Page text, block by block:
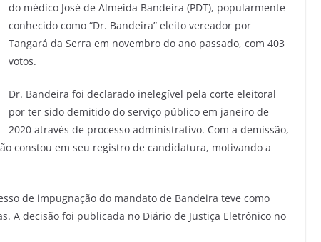
do médico José de Almeida Bandeira (PDT), popularmente
conhecido como “Dr. Bandeira” eleito vereador por
Tangará da Serra em novembro do ano passado, com 403
votos.
Dr. Bandeira foi declarado inelegível pela corte eleitoral
por ter sido demitido do serviço público em janeiro de
2020 através de processo administrativo. Com a demissão,
constou em seu registro de candidatura, motivando a
de impugnação do mandato de Bandeira teve como
A decisão foi publicada no Diário de Justiça Eletrônico no